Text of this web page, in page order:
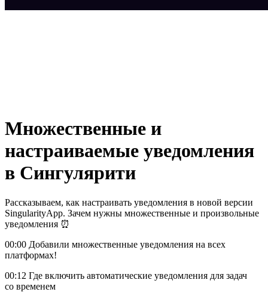
Множественные и
настраиваемые уведомления
в Сингулярити
Рассказываем, как настраивать уведомления в новой версии
SingularityApp. Зачем нужны множественные и произвольные
уведомления ⏰
00:00 Добавили множественные уведомления на всех
платформах!
00:12 Где включить автоматические уведомления для задач
со временем